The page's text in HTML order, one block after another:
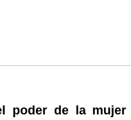
poder de la mujer